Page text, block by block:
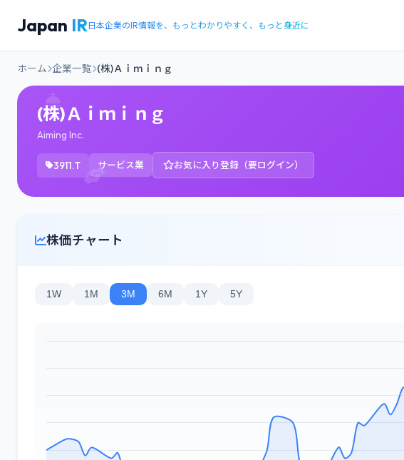
Japan IR日本企業のIR情報を、もっとわかりやすく、もっと身近に
ホーム 企業一覧 (株)Ａｉｍｉｎｇ
(株)Ａｉｍｉｎｇ
Aiming Inc.
3911.T サービス業 お気に入り登録（要ログイン）
株価チャート
1W 1M 3M 6M 1Y 5Y